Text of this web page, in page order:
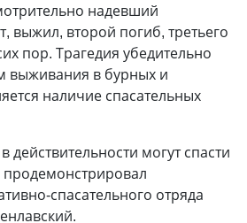
надевший
выжил, второй погиб, третьего
пор. Трагедия убедительно
выживания в бурных и
наличие спасательных
действительности могут спасти
спасательного отряда